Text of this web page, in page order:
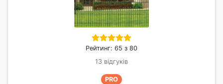
Рейтинг: 65 з 80
13 відгуків
PRO